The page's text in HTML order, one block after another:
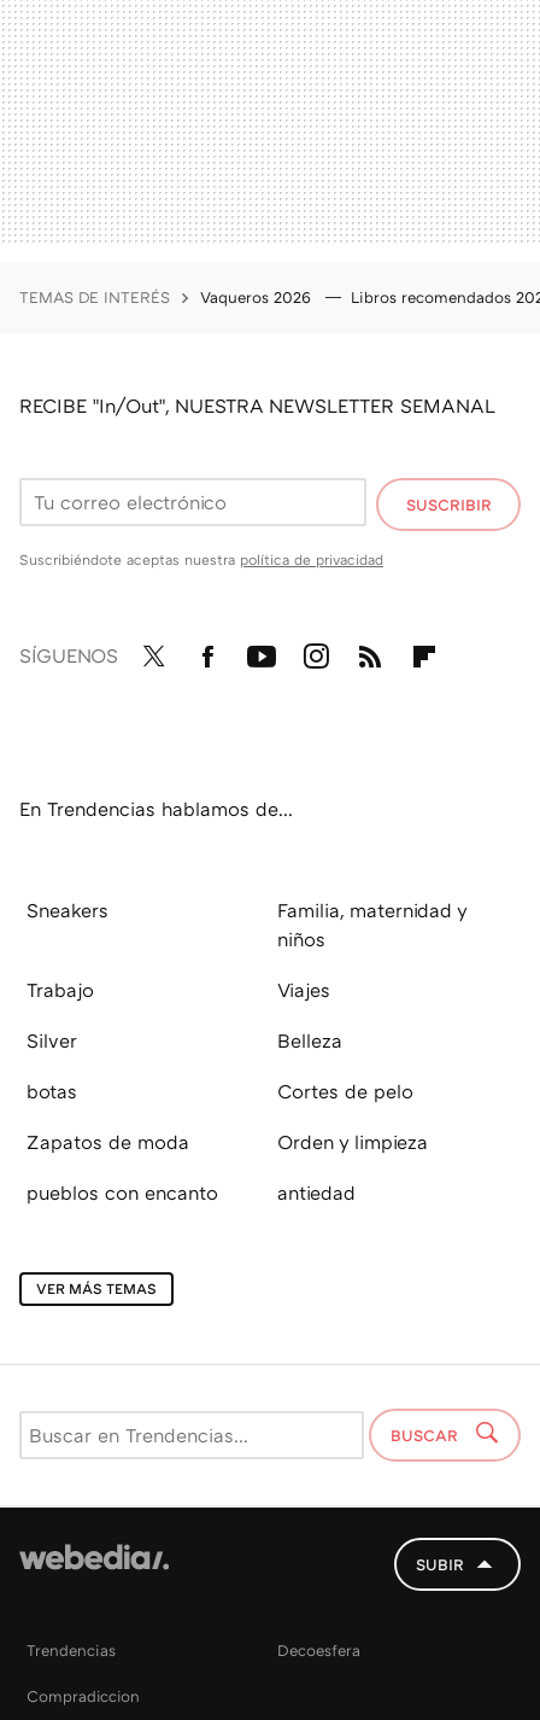
TEMAS DE INTERÉS Vaqueros 2026 Libros recomendados
RECIBE "In/Out", NUESTRA NEWSLETTER SEMANAL
SUSCRIBIR
Suscribiéndote aceptas nuestra política de privacidad
SÍGUENOS
En Trendencias hablamos de...
Sneakers
Familia, maternidad y
niños
Trabajo Viajes
Silver Belleza
botas Cortes de pelo
Zapatos de moda Orden y limpieza
pueblos con encanto antiedad
VER MÁS TEMAS
BUSCAR
SUBIR
Trendencias Decoesfera
Compradiccion